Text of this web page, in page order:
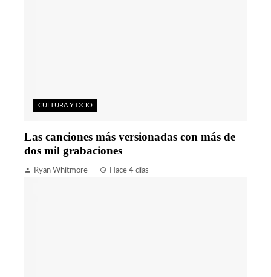
CULTURA Y OCIO
Las canciones más versionadas con más de
dos mil grabaciones
Ryan Whitmore Hace 4 días